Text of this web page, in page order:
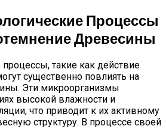
Процессы
Древесины
такие как действие
существенно повлиять на
Эти микроорганизмы
высокой влажности и
что приводит к их активному
структуру. В процессе своей